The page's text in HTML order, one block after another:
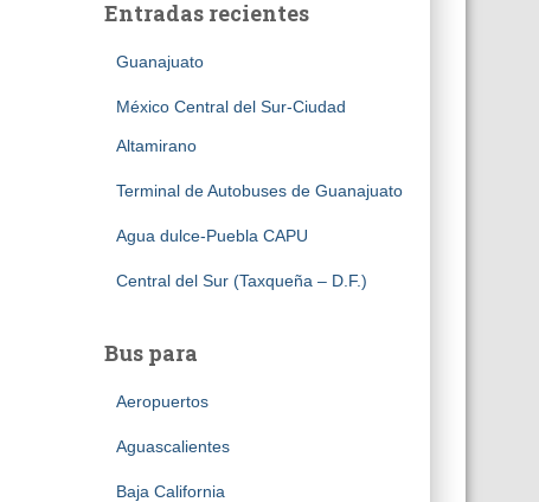
Entradas recientes
Guanajuato
México Central del Sur-Ciudad
Altamirano
Terminal de Autobuses de Guanajuato
Agua dulce-Puebla CAPU
Central del Sur (Taxqueña – D.F.)
Bus para
Aeropuertos
Aguascalientes
Baja California